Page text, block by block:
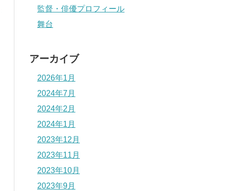
監督・俳優プロフィール
舞台
アーカイブ
2026年1月
2024年7月
2024年2月
2024年1月
2023年12月
2023年11月
2023年10月
2023年9月